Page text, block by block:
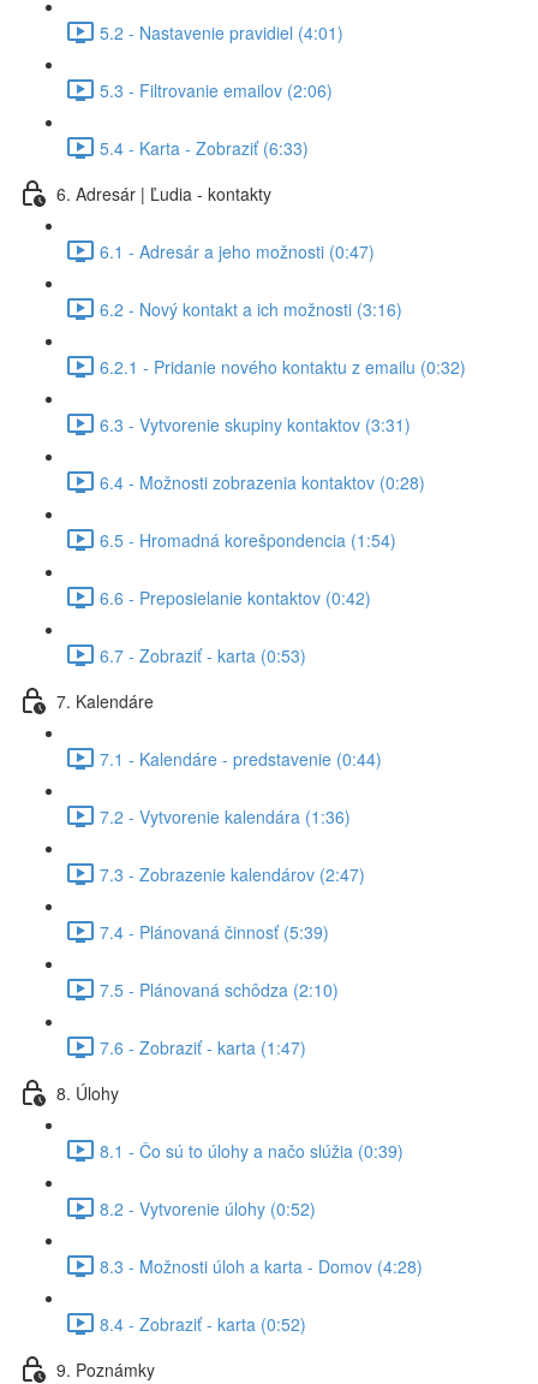
5.2 - Nastavenie pravidiel (4:01)
5.3 - Filtrovanie emailov (2:06)
5.4 - Karta - Zobraziť (6:33)
6. Adresár | Ľudia - kontakty
6.1 - Adresár a jeho možnosti (0:47)
6.2 - Nový kontakt a ich možnosti (3:16)
6.2.1 - Pridanie nového kontaktu z emailu (0:32)
6.3 - Vytvorenie skupiny kontaktov (3:31)
6.4 - Možnosti zobrazenia kontaktov (0:28)
6.5 - Hromadná korešpondencia (1:54)
6.6 - Preposielanie kontaktov (0:42)
6.7 - Zobraziť - karta (0:53)
7. Kalendáre
7.1 - Kalendáre - predstavenie (0:44)
7.2 - Vytvorenie kalendára (1:36)
7.3 - Zobrazenie kalendárov (2:47)
7.4 - Plánovaná činnosť (5:39)
7.5 - Plánovaná schôdza (2:10)
7.6 - Zobraziť - karta (1:47)
8. Úlohy
8.1 - Čo sú to úlohy a načo slúžia (0:39)
8.2 - Vytvorenie úlohy (0:52)
8.3 - Možnosti úloh a karta - Domov (4:28)
8.4 - Zobraziť - karta (0:52)
9. Poznámky